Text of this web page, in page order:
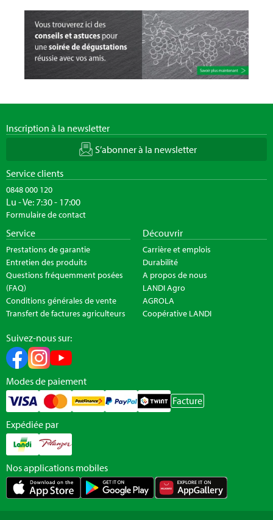
Inscription à la newsletter
S’abonner à la newsletter
Service clients
0848 000 120
Lu - Ve: 7:30 - 17:00
Formulaire de contact
Service
Prestations de garantie
Entretien des produits
Questions fréquemment posées
(FAQ)
Conditions générales de vente
Transfert de factures agriculteurs
Découvrir
Carrière et emplois
Durabilité
A propos de nous
LANDI Agro
AGROLA
Coopérative LANDI
Suivez-nous sur:
Modes de paiement
Facture
Expédiée par
Nos applications mobiles